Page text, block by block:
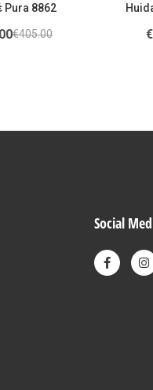
Pura 8862
€405.00 €
Social